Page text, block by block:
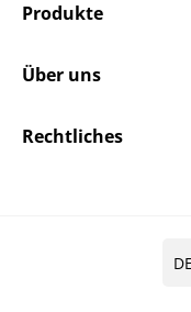
Produkte
Über uns
Rechtliches
DE